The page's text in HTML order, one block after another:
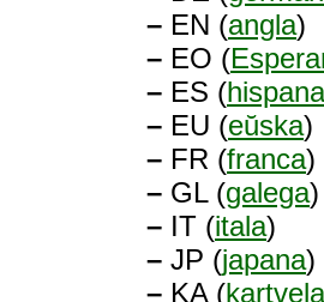
– EN (angla)
– EO (
– ES (hispana
– EU (eŭska)
– FR (franca)
– GL (galega)
– IT (itala)
– JP (japana)
– KA (kartvela